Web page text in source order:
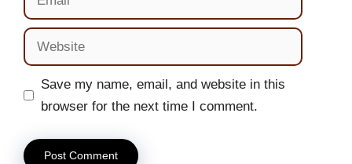
Website
Save my name, email, and website in this
browser for the next time I comment.